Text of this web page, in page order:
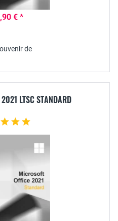
€ *
de
LTSC STANDARD